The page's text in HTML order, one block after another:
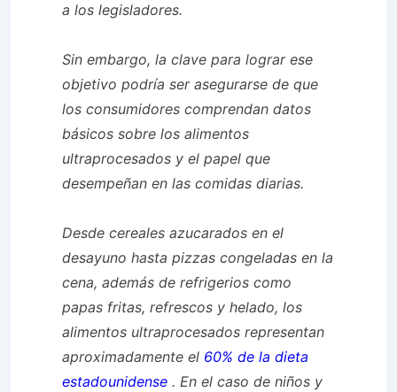
a los legisladores.
Sin embargo, la clave para lograr ese
objetivo podría ser asegurarse de que
los consumidores comprendan datos
básicos sobre los alimentos
ultraprocesados ​​y el papel que
desempeñan en las comidas diarias.
Desde cereales azucarados en el
desayuno hasta pizzas congeladas en la
cena, además de refrigerios como
papas fritas, refrescos y helado, los
alimentos ultraprocesados ​​representan
aproximadamente el 60% de la dieta
estadounidense . En el caso de niños y